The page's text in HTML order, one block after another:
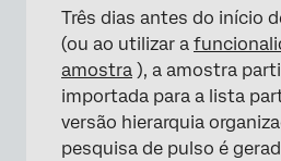
Três dias antes do início
(ou ao utilizar a
amostra ), a amostra
importada para a lista
versão hierarquia
pesquisa de pulso é